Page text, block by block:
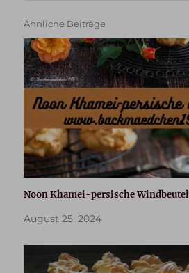
Ähnliche Beiträge
Noon Khamei-persische Windbeutel
August 25, 2024